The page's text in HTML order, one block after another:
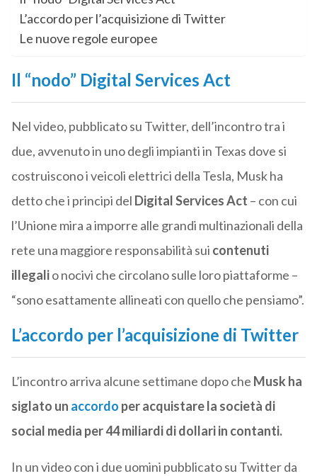
L’accordo per l’acquisizione di Twitter
Le nuove regole europee
Il “nodo” Digital Services Act
Nel video, pubblicato su Twitter, dell’incontro tra i
due, avvenuto in uno degli impianti in Texas dove si
costruiscono i veicoli elettrici della Tesla, Musk ha
detto che i principi del Digital Services Act – con cui
l’Unione mira a imporre alle grandi multinazionali della
rete una maggiore responsabilità sui contenuti
illegalio nocivi che circolano sulle loro piattaforme –
“sono esattamente allineati con quello che pensiamo”.
L’accordo per l’acquisizione di Twitter
L’incontro arriva alcune settimane dopo che Musk ha
siglato un accordo per acquistare la società di
social media per 44 miliardi di dollari in contanti.
In un video con i due uomini pubblicato su Twitter da